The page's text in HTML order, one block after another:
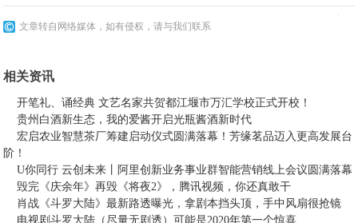
文章转自网络媒体，如有侵权，请与我们联系
相关资讯
开笔礼、诵经典 文艺名家共贺都江堰市万汇学校正式开校！
贵州白酒新生态，我的爱酱开启光瓶酱酒新时代
宏启农业智慧茶厂筹建启动仪式圆满落幕！芳缘茗品迈入更高发展台
阶！
U你同行 云创未来丨阿里创新业务事业群智能营销线上会议圆满落幕
毁完《庆余年》再毁《将夜2》，腾讯视频，你还真敢干
肖战《斗罗大陆》最新路透曝光，拿剧本挡头顶，手中风扇很抢镜
电视剧斗罗大陆（尽量无剧透）可能是2020年第一个惊喜